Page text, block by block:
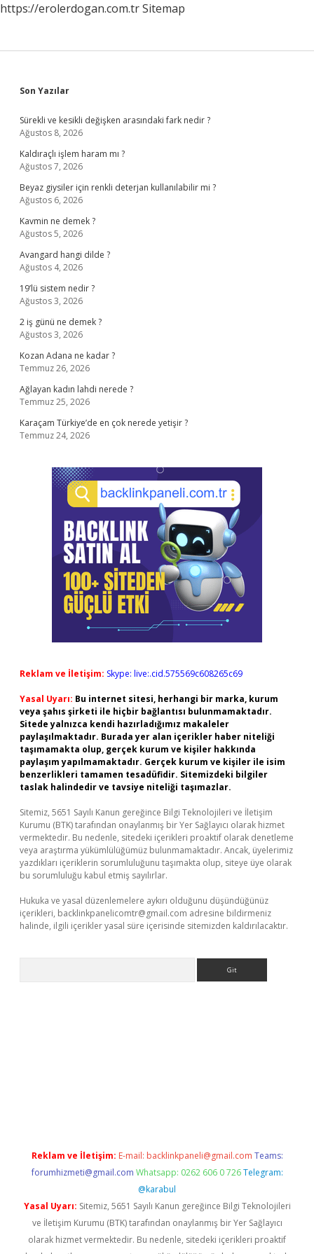
https://erolerdogan.com.trSitemap
Sidebar
Son Yazılar
Sürekli ve kesikli değişken arasındaki fark nedir ?
Ağustos 8, 2026
Kaldıraçlı işlem haram mı ?
Ağustos 7, 2026
Beyaz giysiler için renkli deterjan kullanılabilir mi ?
Ağustos 6, 2026
Kavmin ne demek ?
Ağustos 5, 2026
Avangard hangi dilde ?
Ağustos 4, 2026
19’lü sistem nedir ?
Ağustos 3, 2026
2 iş günü ne demek ?
Ağustos 3, 2026
Kozan Adana ne kadar ?
Temmuz 26, 2026
Ağlayan kadın lahdi nerede ?
Temmuz 25, 2026
Karaçam Türkiye’de en çok nerede yetişir ?
Temmuz 24, 2026
Reklam ve İletişim: Skype: live:.cid.575569c608265c69
Yasal Uyarı: Bu internet sitesi, herhangi bir marka, kurum
veya şahıs şirketi ile hiçbir bağlantısı bulunmamaktadır.
Sitede yalnızca kendi hazırladığımız makaleler
paylaşılmaktadır. Burada yer alan içerikler haber niteliği
taşımamakta olup, gerçek kurum ve kişiler hakkında
paylaşım yapılmamaktadır. Gerçek kurum ve kişiler ile isim
benzerlikleri tamamen tesadüfidir. Sitemizdeki bilgiler
taslak halindedir ve tavsiye niteliği taşımazlar.
Sitemiz, 5651 Sayılı Kanun gereğince Bilgi Teknolojileri ve İletişim
Kurumu (BTK) tarafından onaylanmış bir Yer Sağlayıcı olarak hizmet
vermektedir. Bu nedenle, sitedeki içerikleri proaktif olarak denetleme
veya araştırma yükümlülüğümüz bulunmamaktadır. Ancak, üyelerimiz
yazdıkları içeriklerin sorumluluğunu taşımakta olup, siteye üye olarak
bu sorumluluğu kabul etmiş sayılırlar.
Hukuka ve yasal düzenlemelere aykırı olduğunu düşündüğünüz
içerikleri, backlinkpanelicomtr@gmail.com adresine bildirmeniz
halinde, ilgili içerikler yasal süre içerisinde sitemizden kaldırılacaktır.
Reklam ve İletişim: E-mail: backlinkpaneli@gmail.com Teams:
forumhizmeti@gmail.com Whatsapp: 0262 606 0 726 Telegram:
@karabul
Yasal Uyarı: Sitemiz, 5651 Sayılı Kanun gereğince Bilgi Teknolojileri
ve İletişim Kurumu (BTK) tarafından onaylanmış bir Yer Sağlayıcı
olarak hizmet vermektedir. Bu nedenle, sitedeki içerikleri proaktif